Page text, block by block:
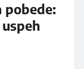
pobede: